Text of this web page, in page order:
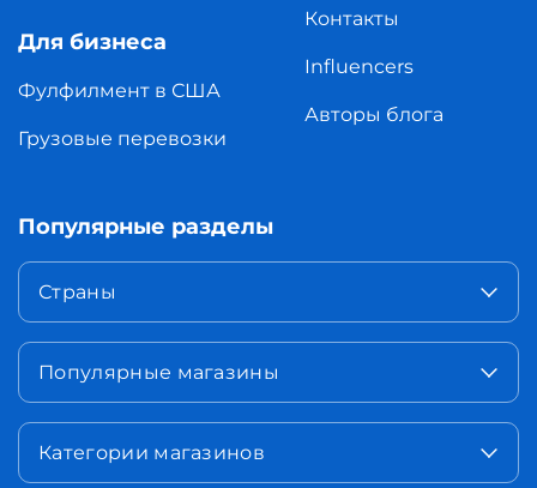
Для бизнеса
Фулфилмент в США
Грузовые перевозки
Контакты
Influencers
Авторы блога
Популярные разделы
Страны
Популярные магазины
Категории магазинов